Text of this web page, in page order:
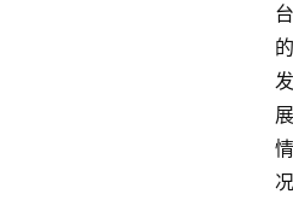
台
的
发
展
情
况